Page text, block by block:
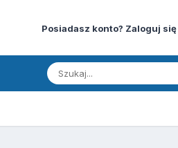
Posiadasz konto? Zaloguj się